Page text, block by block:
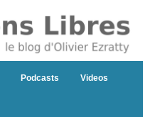
Podcasts Videos